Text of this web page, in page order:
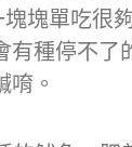
塊單吃很
有種停不了
唷。